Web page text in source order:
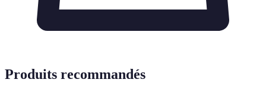
Produits recommandés